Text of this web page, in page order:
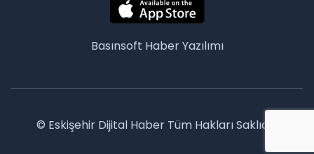
Basınsoft Haber Yazılımı
© Eskişehir Dijital Haber Tüm Hakları Saklıdır.